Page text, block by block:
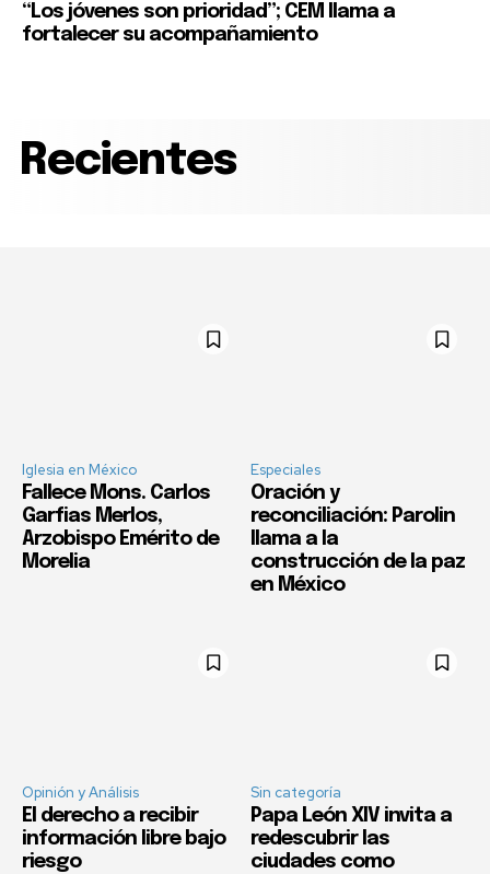
“Los jóvenes son prioridad”; CEM llama a
fortalecer su acompañamiento
Recientes
Iglesia en México
Fallece Mons. Carlos
Garfias Merlos,
Arzobispo Emérito de
Morelia
Especiales
Oración y
reconciliación: Parolin
llama a la
construcción de la paz
en México
Opinión y Análisis
El derecho a recibir
información libre bajo
riesgo
Sin categoría
Papa León XIV invita a
redescubrir las
ciudades como